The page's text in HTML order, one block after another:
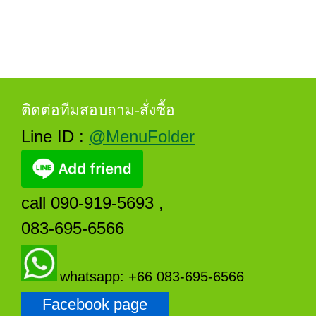
ติดต่อทีมสอบถาม-สั่งซื้อ
Line ID : @MenuFolder
call 090-919-5693 ,
083-695-6566
whatsapp: +66 083-695-6566
Facebook page